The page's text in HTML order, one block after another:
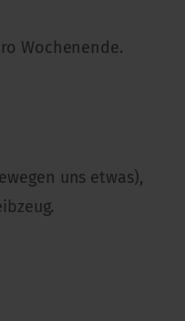
Wochenende.
uns etwas),